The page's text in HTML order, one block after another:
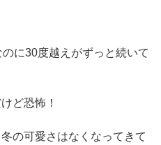
に30度越えがずっと続いて
ど恐怖！
の可愛さはなくなってきて